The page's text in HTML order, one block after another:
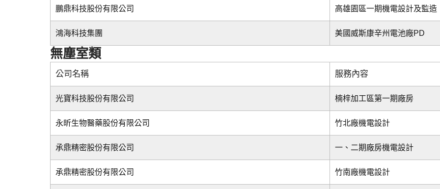
鵬鼎科技股份有限公司 高雄園區一期機電設計及監造
鴻海科技集團 美國威斯康辛州電池廠PD
無塵室類
公司名稱 服務內容
光寶科技股份有限公司 楠梓加工區第一期廠房
永昕生物醫藥股份有限公司 竹北廠機電設計
承鼎精密股份有限公司 一、二期廠房機電設計
承鼎精密股份有限公司 竹南廠機電設計